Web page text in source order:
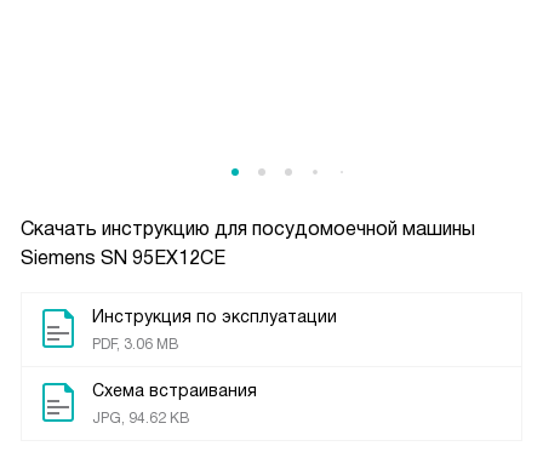
Скачать инструкцию для посудомоечной машины
Siemens SN 95EX12CE
Инструкция по эксплуатации
PDF, 3.06 MB
Схема встраивания
JPG, 94.62 KB